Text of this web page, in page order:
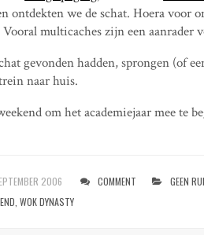
ontdekten we de schat. Hoera voor
Vooral multicaches zijn een aanrader
gevonden hadden, sprongen (of
naar huis.
om het academiejaar mee te
2006 COMMENT GEEN
,WOK DYNASTY